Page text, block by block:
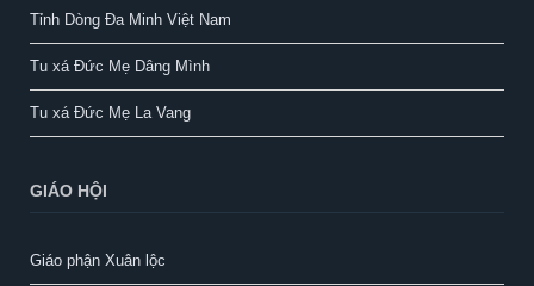
Tỉnh Dòng Đa Minh Việt Nam
Tu xá Đức Mẹ Dâng Mình
Tu xá Đức Mẹ La Vang
GIÁO HỘI
Giáo phận Xuân lộc